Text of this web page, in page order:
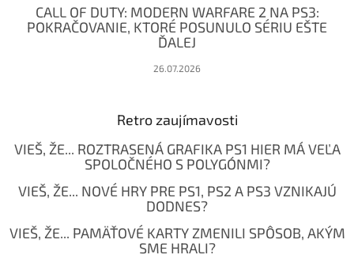
CALL OF DUTY: MODERN WARFARE 2 NA PS3:
POKRAČOVANIE, KTORÉ POSUNULO SÉRIU EŠTE
ĎALEJ
26.07.2026
Retro zaujímavosti
VIEŠ, ŽE... ROZTRASENÁ GRAFIKA PS1 HIER MÁ VEĽA
SPOLOČNÉHO S POLYGÓNMI?
VIEŠ, ŽE... NOVÉ HRY PRE PS1, PS2 A PS3 VZNIKAJÚ
DODNES?
VIEŠ, ŽE... PAMÄŤOVÉ KARTY ZMENILI SPÔSOB, AKÝM
SME HRALI?